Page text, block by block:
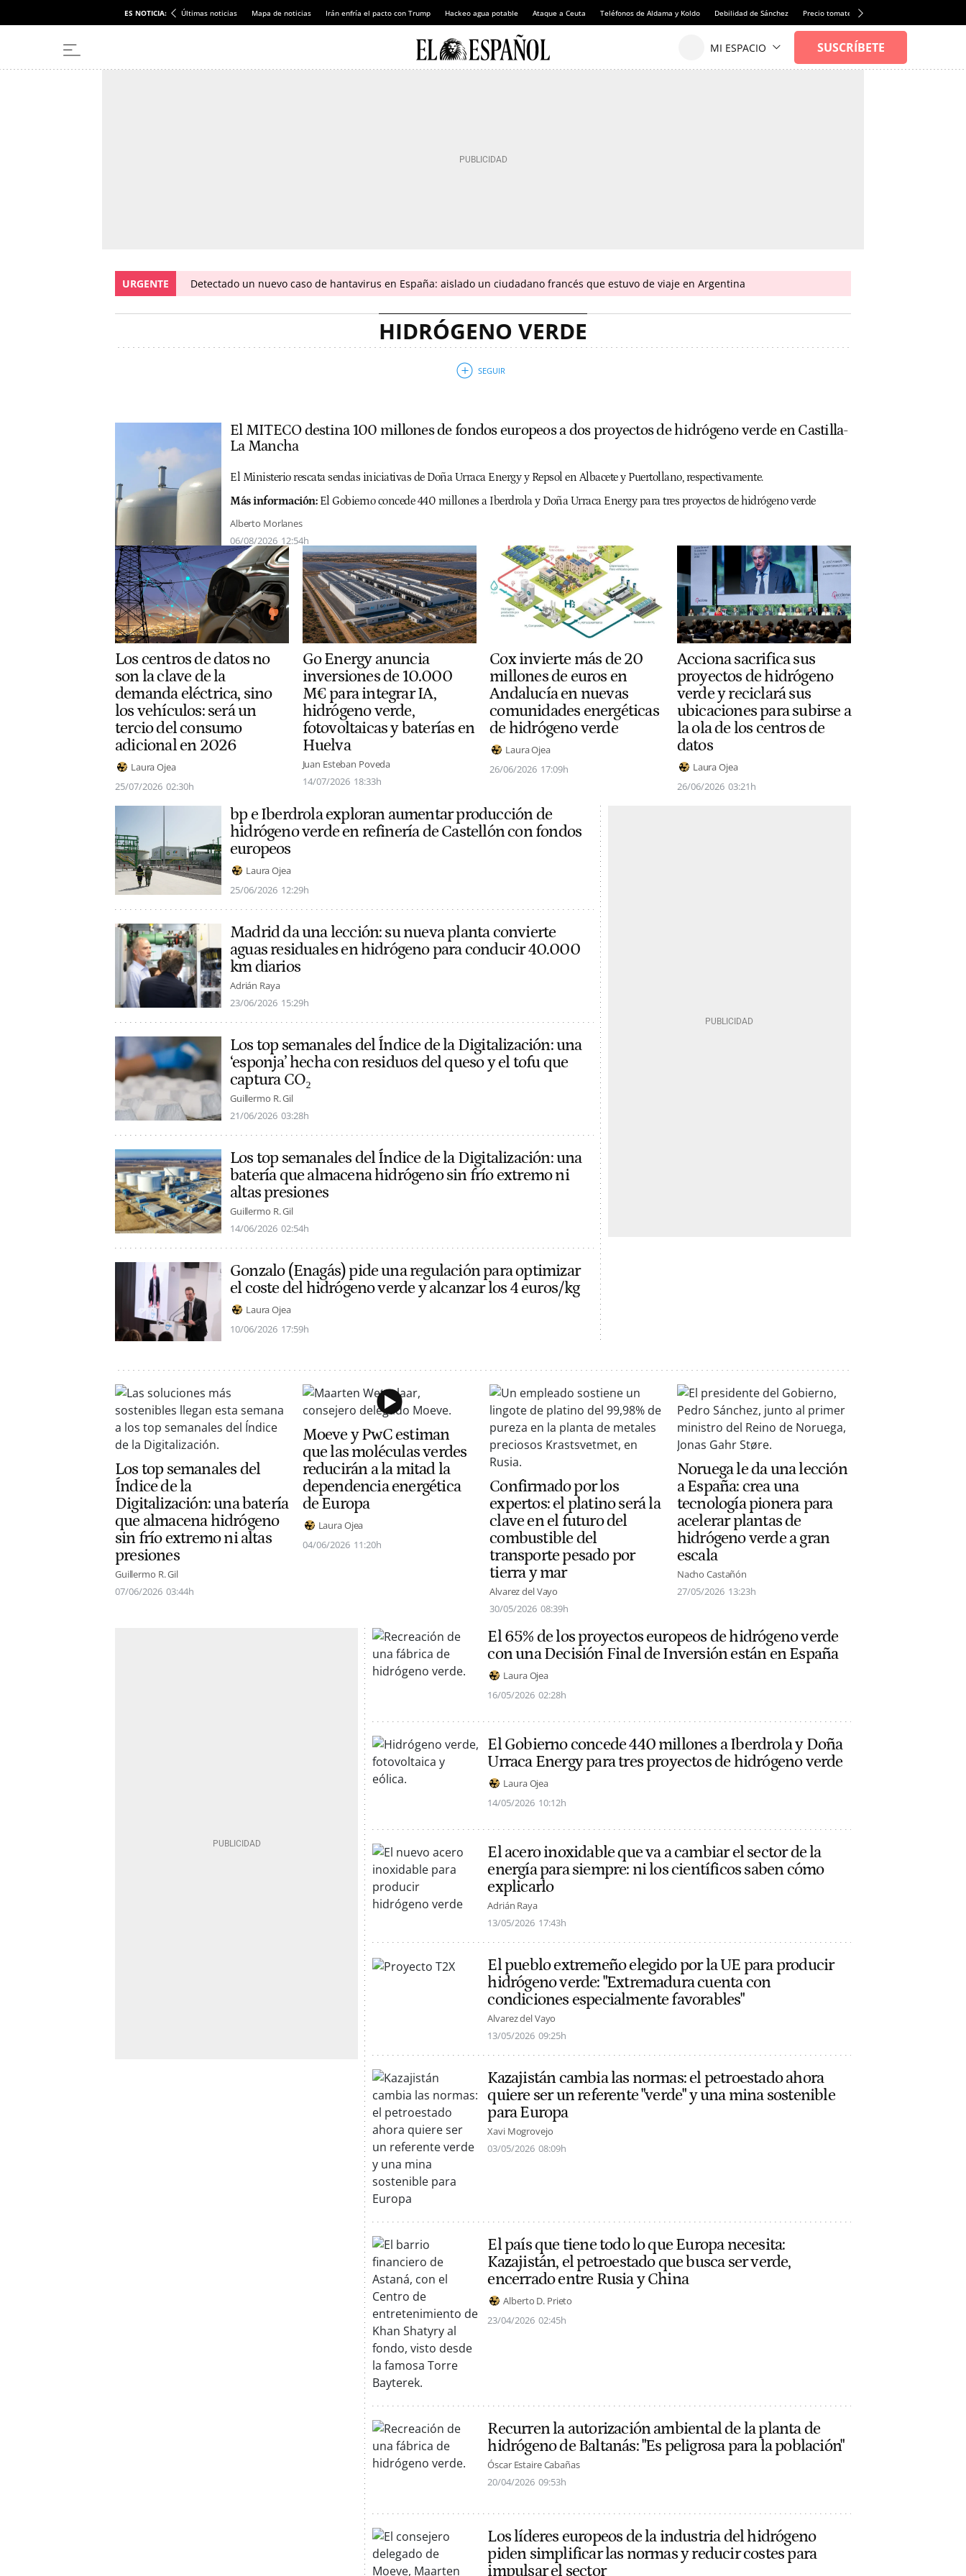
ES NOTICIA: Últimas noticias Mapa de noticias Irán enfría el pacto con Trump Hackeo agua potable Ataque a Ceuta Teléfonos de Aldama y Koldo Debilidad de Sánchez Precio tomates
URGENTE Detectado un nuevo caso de hantavirus en España: aislado un ciudadano francés que estuvo de viaje en Argentina
HIDRÓGENO VERDE
El MITECO destina 100 millones de fondos europeos a dos proyectos de hidrógeno verde en Castilla-
La Mancha
El Ministerio rescata sendas iniciativas de Doña Urraca Energy y Repsol en Albacete y Puertollano, respectivamente.
Más información: El Gobierno concede 440 millones a Iberdrola y Doña Urraca Energy para tres proyectos de hidrógeno verde
Alberto Morlanes
06/08/2026 12:54h
Los centros de datos no
son la clave de la
demanda eléctrica, sino
los vehículos: será un
tercio del consumo
adicional en 2026
Laura Ojea
25/07/2026 02:30h
Go Energy anuncia
inversiones de 10.000
M€ para integrar IA,
hidrógeno verde,
fotovoltaicas y baterías en
Huelva
Juan Esteban Poveda
14/07/2026 18:33h
Cox invierte más de 20
millones de euros en
Andalucía en nuevas
comunidades energéticas
de hidrógeno verde
Laura Ojea
26/06/2026 17:09h
Acciona sacrifica sus
proyectos de hidrógeno
verde y reciclará sus
ubicaciones para subirse a
la ola de los centros de
datos
Laura Ojea
26/06/2026 03:21h
bp e Iberdrola exploran aumentar producción de
hidrógeno verde en refinería de Castellón con fondos
europeos
Laura Ojea
25/06/2026 12:29h
Madrid da una lección: su nueva planta convierte
aguas residuales en hidrógeno para conducir 40.000
km diarios
Adrián Raya
23/06/2026 15:29h
Los top semanales del Índice de la Digitalización: una
‘esponja’ hecha con residuos del queso y el tofu que
captura CO₂
Guillermo R. Gil
21/06/2026 03:28h
Los top semanales del Índice de la Digitalización: una
batería que almacena hidrógeno sin frío extremo ni
altas presiones
Guillermo R. Gil
14/06/2026 02:54h
Gonzalo (Enagás) pide una regulación para optimizar
el coste del hidrógeno verde y alcanzar los 4 euros/kg
Laura Ojea
10/06/2026 17:59h
Los top semanales del
Índice de la
Digitalización: una batería
que almacena hidrógeno
sin frío extremo ni altas
presiones
Guillermo R. Gil
07/06/2026 03:44h
Moeve y PwC estiman
que las moléculas verdes
reducirán a la mitad la
dependencia energética
de Europa
Laura Ojea
04/06/2026 11:20h
Confirmado por los
expertos: el platino será la
clave en el futuro del
combustible del
transporte pesado por
tierra y mar
Alvarez del Vayo
30/05/2026 08:39h
Noruega le da una lección
a España: crea una
tecnología pionera para
acelerar plantas de
hidrógeno verde a gran
escala
Nacho Castañón
27/05/2026 13:23h
El 65% de los proyectos europeos de hidrógeno verde
con una Decisión Final de Inversión están en España
Laura Ojea
16/05/2026 02:28h
El Gobierno concede 440 millones a Iberdrola y Doña
Urraca Energy para tres proyectos de hidrógeno verde
Laura Ojea
14/05/2026 10:12h
El acero inoxidable que va a cambiar el sector de la
energía para siempre: ni los científicos saben cómo
explicarlo
Adrián Raya
13/05/2026 17:43h
El pueblo extremeño elegido por la UE para producir
hidrógeno verde: "Extremadura cuenta con
condiciones especialmente favorables"
Alvarez del Vayo
13/05/2026 09:25h
Kazajistán cambia las normas: el petroestado ahora
quiere ser un referente "verde" y una mina sostenible
para Europa
Xavi Mogrovejo
03/05/2026 08:09h
El país que tiene todo lo que Europa necesita:
Kazajistán, el petroestado que busca ser verde,
encerrado entre Rusia y China
Alberto D. Prieto
23/04/2026 02:45h
Recurren la autorización ambiental de la planta de
hidrógeno de Baltanás: "Es peligrosa para la población"
Óscar Estaire Cabañas
20/04/2026 09:53h
Los líderes europeos de la industria del hidrógeno
piden simplificar las normas y reducir costes para
impulsar el sector